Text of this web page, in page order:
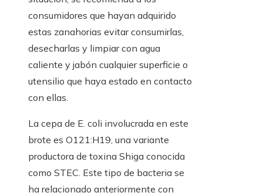
consumidores que hayan adquirido
estas zanahorias evitar consumirlas,
desecharlas y limpiar con agua
caliente y jabón cualquier superficie o
utensilio que haya estado en contacto
con ellas.
La cepa de E. coli involucrada en este
brote es O121:H19, una variante
productora de toxina Shiga conocida
como STEC. Este tipo de bacteria se
ha relacionado anteriormente con